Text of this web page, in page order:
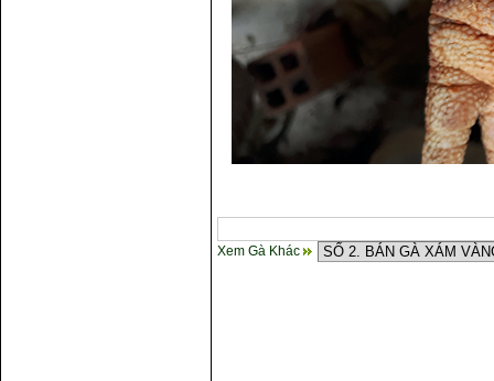
Xem Gà Khác